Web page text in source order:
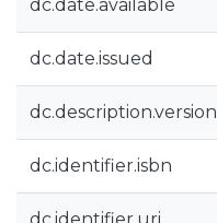
dc.date.available
dc.date.issued
dc.description.version
dc.identifier.isbn